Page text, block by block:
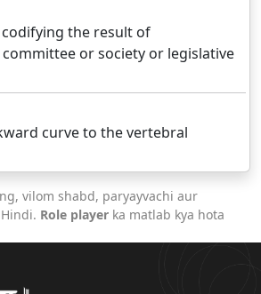
the result of
or society or legislative
curve to the vertebral
vilom shabd, paryayvachi aur
Role player ka matlab kya hota